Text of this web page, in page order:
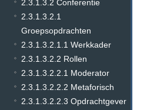
2.3.1.3.2 Conferentie
2.3.1.3.2.1
Groepsopdrachten
2.3.1.3.2.1.1 Werkkader
2.3.1.3.2.2 Rollen
2.3.1.3.2.2.1 Moderator
2.3.1.3.2.2.2 Metaforisch
2.3.1.3.2.2.3 Opdrachtgever